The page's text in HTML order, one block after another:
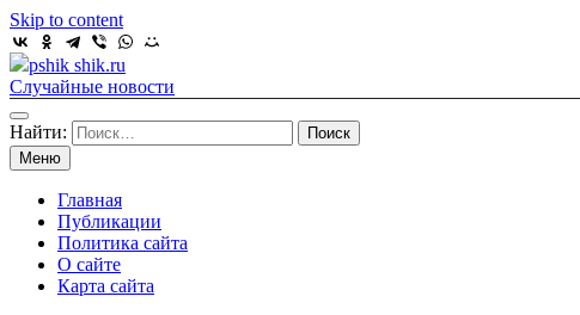
Skip to content
pshik shik.ru
Случайные новости
Найти:
Меню
Главная
Публикации
Политика сайта
О сайте
Карта сайта